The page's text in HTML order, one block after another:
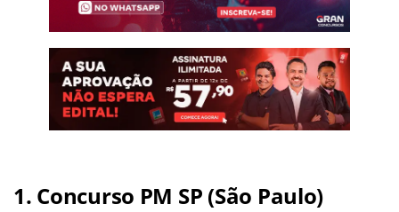
1. Concurso PM SP (São Paulo)